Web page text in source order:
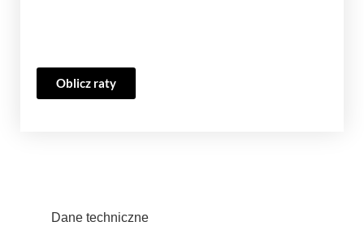
Oblicz raty
Dane techniczne